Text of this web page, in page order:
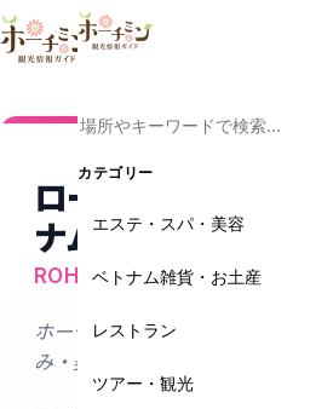
カテゴリー
エステ・スパ・美容
ベトナム雑貨・お土産
レストラン
ツアー・観光
ロートアオハルクリ
ナム
ROHTO AOHAL CLINIC
ホーチミンで受ける日本基準の美
み・美白ならロートアオハルクリ